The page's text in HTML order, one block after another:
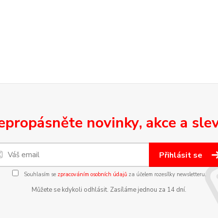
novinky, akce a
Přihlásit se
Souhlasím se zpracováním osobních údajůza účelem rozesílky newsletteru.
Můžete se kdykoli odhlásit. Zasíláme jednou za 14 dní.